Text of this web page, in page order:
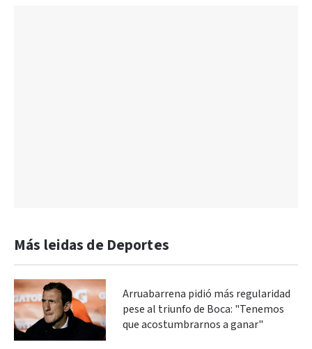
Más leidas de Deportes
Arruabarrena pidió más regularidad
pese al triunfo de Boca: "Tenemos
que acostumbrarnos a ganar"